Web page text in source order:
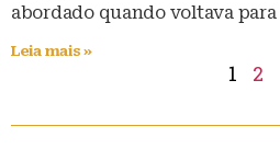
abordado quando voltava para
Leia mais »
1 2